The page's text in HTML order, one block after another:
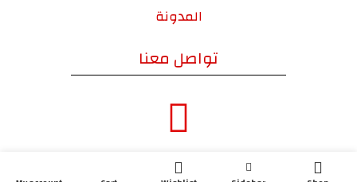
المدونة
تواصل معنا